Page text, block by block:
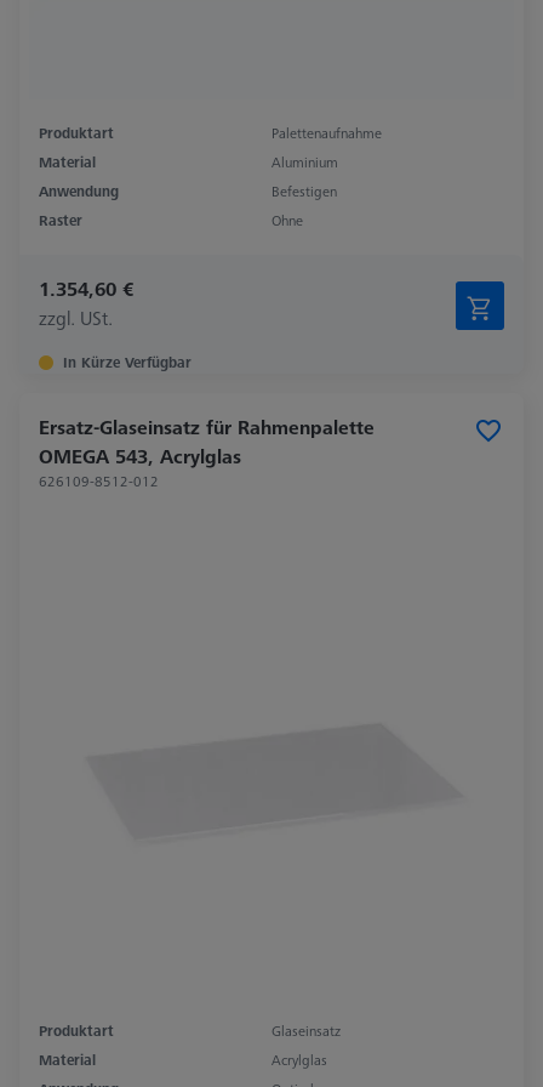
Produktart
Palettenaufnahme
Material
Aluminium
Anwendung
Befestigen
Raster
Ohne
1.354,60 €
zzgl. USt.
In Kürze Verfügbar
Ersatz-Glaseinsatz für Rahmenpalette
OMEGA 543, Acrylglas
626109-8512-012
Produktart
Glaseinsatz
Material
Acrylglas